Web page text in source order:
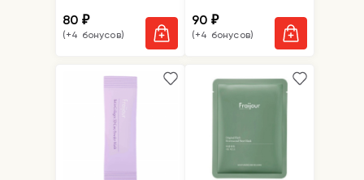
80₽
(+4 бонусов)
90₽
(+4 бонусов)